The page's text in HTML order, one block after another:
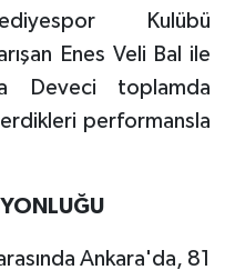
Kulübü
Enes Veli Bal ile
Deveci toplamda
performansla
Ankara'da, 81